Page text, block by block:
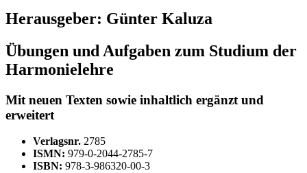
Herausgeber: Günter Kaluza
Übungen und Aufgaben zum Studium der
Harmonielehre
Mit neuen Texten sowie inhaltlich ergänzt und
erweitert
Verlagsnr. 2785
ISMN: 979-0-2044-2785-7
ISBN: 978-3-986320-00-3